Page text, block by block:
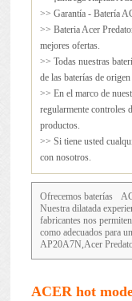
>> Garantía - Batería
>> Bateria Acer
mejores ofertas.
>> Todas nuestras
de las baterías de origen
>> En el marco de
regularmente controles
productos.
>> Si tiene usted
con nosotros.
Ofrecemos baterías
Nuestra dilatada
fabricantes nos
como adecuados para
AP20A7N,Acer
ACER hot